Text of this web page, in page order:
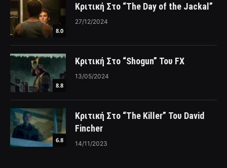
8.0
Κριτική Στο “The Day of the Jackal”
27/12/2024
8.8
Κριτική Στο “Shogun” Του FX
13/05/2024
6.8
Κριτική Στο “The Killer” Του David
Fincher
14/11/2023